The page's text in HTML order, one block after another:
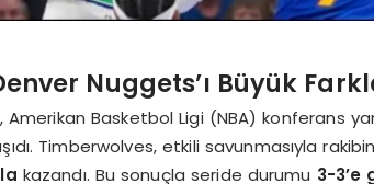
Nuggets’ı Büyük
Basketbol Ligi (NBA) konferans
Timberwolves, etkili savunmasıyla
kazandı. Bu sonuçla seride durumu 3-3’e